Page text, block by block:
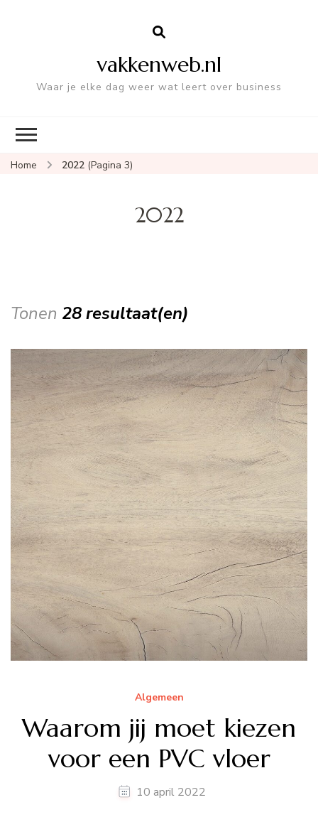
vakkenweb.nl
Waar je elke dag weer wat leert over business
Home 2022 (Pagina 3)
2022
Tonen 28 resultaat(en)
Algemeen
Waarom jij moet kiezen
voor een PVC vloer
10 april 2022